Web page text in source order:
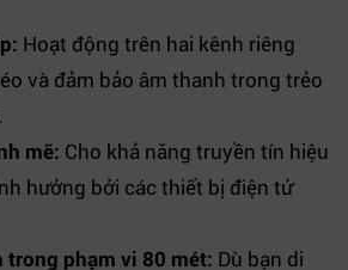
Hoạt động trên hai kênh riêng
và đảm bảo âm thanh trong trẻo
mẽ: Cho khả năng truyền tín hiệu
hưởng bởi các thiết bị điện tử
trong phạm vi 80 mét: Dù bạn di